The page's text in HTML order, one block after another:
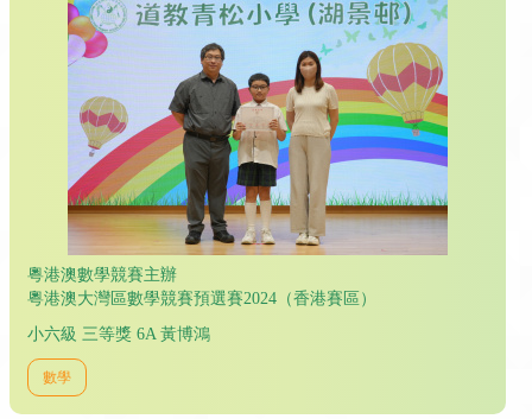
粵港澳數學競賽主辦
粵港澳大灣區數學競賽預選賽2024（香港賽區）
小六級 三等獎 6A 黃博鴻
數學